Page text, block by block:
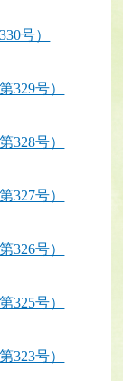
号）
329号）
328号）
327号）
326号）
325号）
323号）